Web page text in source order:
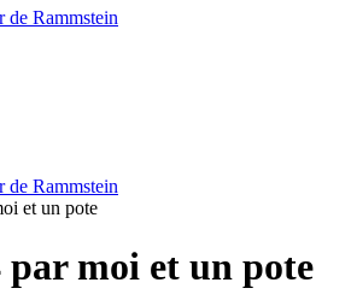
de Rammstein
de Rammstein
et un pote
moi et un pote